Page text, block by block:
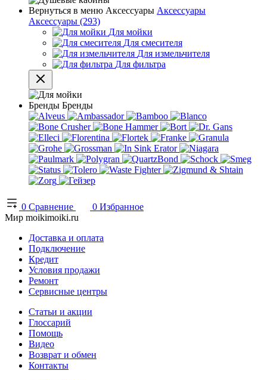
Вернуться в меню Аксессуары Аксессуары
Аксессуары (293)
Для мойки
Для смесителя
Для измельчителя
Для фильтра
Бренды Бренды
0 Сравнение 0 Избранное
Мир moikimoiki.ru
Доставка и оплата
Подключение
Кредит
Условия продажи
Ремонт
Сервисные центры
Статьи и акции
Глоссарий
Помощь
Видео
Возврат и обмен
Контакты